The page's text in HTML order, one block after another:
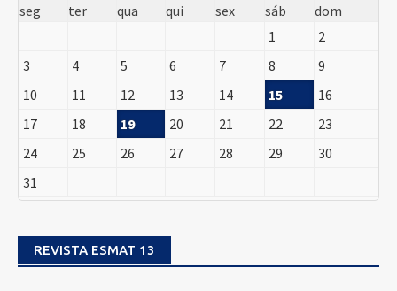
seg
ter qua qui sex sáb
dom
1
2
3
4 5 6 7 8
9
10
11 12 13 14 15
16
17
18 19 20 21 22
23
24
25 26 27 28 29
30
31
REVISTA ESMAT 13